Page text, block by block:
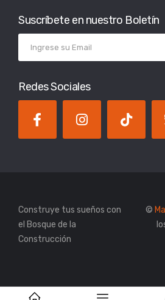
Suscríbete en nuestro Boletín
Redes Sociales
Construye tus sueños con
el Bosque de la
Construcción
©